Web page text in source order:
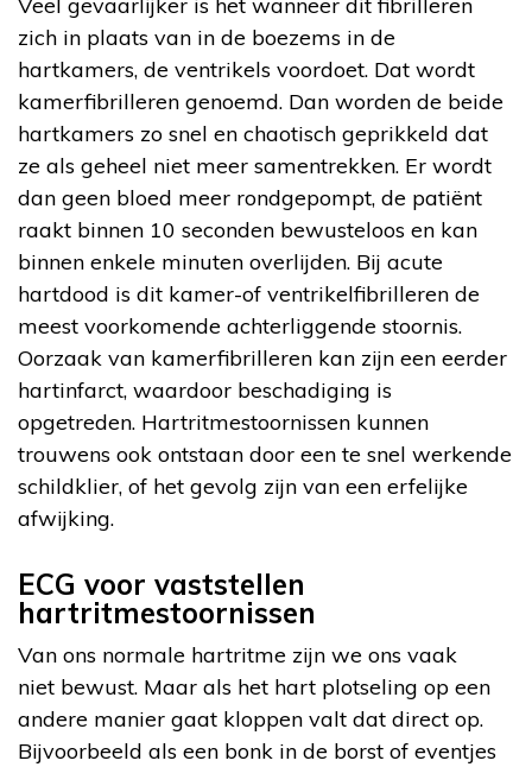
zich in plaats van in de boezems in de
hartkamers, de ventrikels voordoet. Dat wordt
kamerfibrilleren genoemd. Dan worden de beide
hartkamers zo snel en chaotisch geprikkeld dat
ze als geheel niet meer samentrekken. Er wordt
dan geen bloed meer rondgepompt, de patiënt
raakt binnen 10 seconden bewusteloos en kan
binnen enkele minuten overlijden. Bij acute
hartdood is dit kamer-of ventrikelfibrilleren de
meest voorkomende achterliggende stoornis.
Oorzaak van kamerfibrilleren kan zijn een eerder
hartinfarct, waardoor beschadiging is
opgetreden. Hartritmestoornissen kunnen
trouwens ook ontstaan door een te snel werkende
schildklier, of het gevolg zijn van een erfelijke
afwijking.
ECG voor vaststellen
hartritmestoornissen
Van ons normale hartritme zijn we ons vaak
niet bewust. Maar als het hart plotseling op een
andere manier gaat kloppen valt dat direct op.
Bijvoorbeeld als een bonk in de borst of eventjes